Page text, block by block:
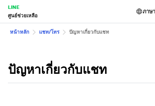
LINE
ศูนย์ช่วยเหลือ
ภาษ
หน้าหลัก แชท/โทร ปัญหาเกี่ยวกับแชท
ปัญหาเกี่ยวกับแชท